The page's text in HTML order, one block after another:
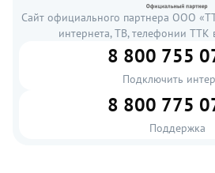
Сайт официального партнера ООО
интернета, ТВ, телефонии ТТК
8 800 755
Подключить
8 800 775
Поддержка